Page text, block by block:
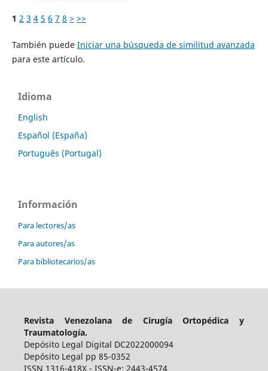
1 2 3 4 5 6 7 8 > >>
También puede Iniciar una búsqueda de similitud avanzada
para este artículo.
Idioma
English
Español (España)
Português (Portugal)
Información
Para lectores/as
Para autores/as
Para bibliotecarios/as
Revista Venezolana de Cirugía Ortopédica y
Traumatología.
Depósito Legal Digital DC2022000094
Depósito Legal pp 85-0352
ISSN 1316-418X - ISSN-e: 2443-4574